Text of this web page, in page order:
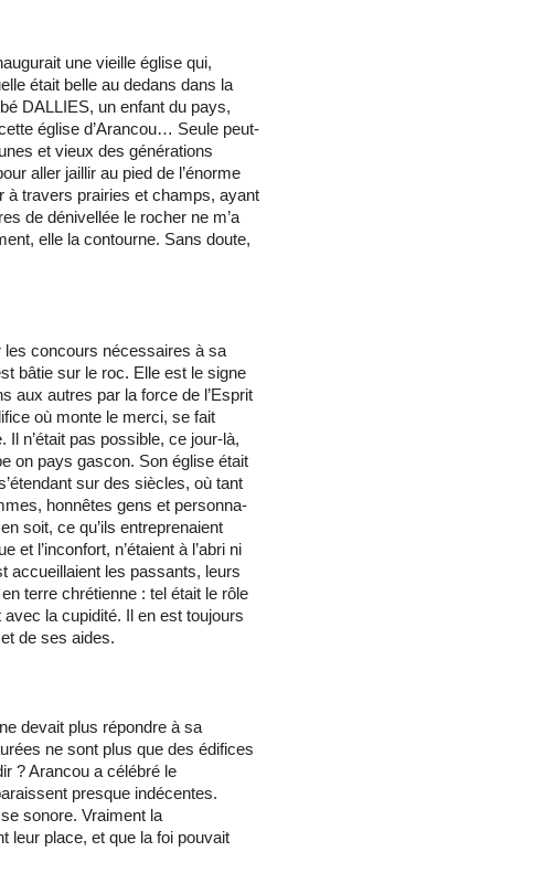
une vieille église qui,
était belle au dedans dans la
DALLIES, un enfant du pays,
église d’Aran­cou… Seule peut-
et vieux des générations
aller jaillir au pied de l’énorme
à travers prairies et champs, ayant
de dénivellée le rocher ne m’a
elle la contourne. Sans doute,
les concours nécessaires à sa
bâtie sur le roc. Elle est le signe
aux autres par la force de l’Esprit
où monte le merci, se fait
Il n’était pas possible, ce jour-là,
on pays gascon. Son église était
sur des siècles, où tant
honnêtes gens et personna­
soit, ce qu’ils entrepre­naient
l’inconfort, n’étaient à l’abri ni
accueillaient les passants, leurs
terre chrétienne : tel était le rôle
avec la cupidité. Il en est toujours
de ses aides.
devait plus répon­dre à sa
ne sont plus que des édifices
? Arancou a célébré le
presque indécentes.
sonore. Vraiment la
leur place, et que la foi pouvait